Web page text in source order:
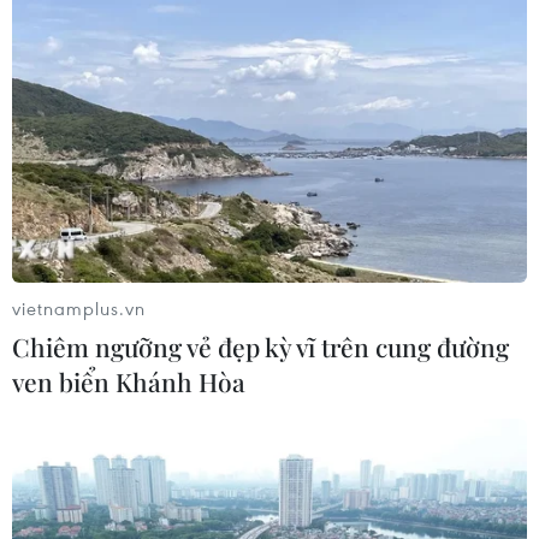
của cộng đồng người Việt Nam tại
Nhật Bản
22/07/2026 14:44
Lượng kiều hối về Thành phố Hồ Chí
Minh giảm gần 23% sau nửa năm
22/07/2026 06:22
Ấm áp nghĩa tình của những cựu
chiến binh Việt Nam tại Đức
vietnamplus.vn
Chiêm ngưỡng vẻ đẹp kỳ vĩ trên cung đường
ven biển Khánh Hòa